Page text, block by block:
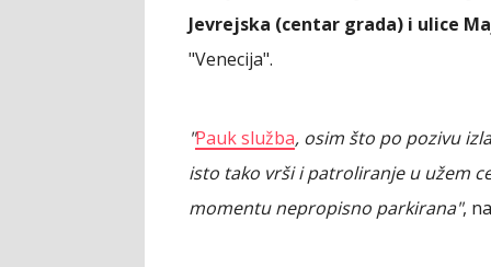
Jevrejska (centar grada) i ulice
"Venecija".
"Pauk služba, osim što po pozivu
isto tako vrši i patroliranje u užem
momentu nepropisno parkirana",